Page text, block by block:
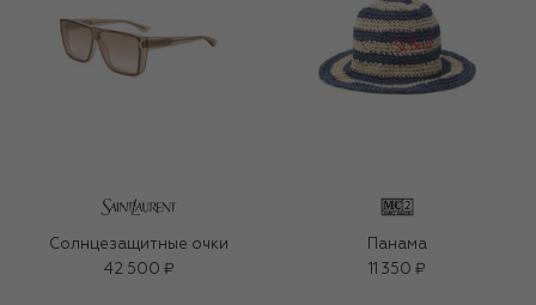
Солнцезащитные очки
42 500 ₽
Панама
11 350 ₽